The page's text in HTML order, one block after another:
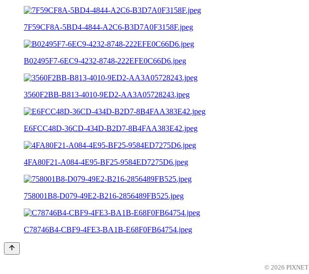
7F59CF8A-5BD4-4844-A2C6-B3D7A0F3158F.jpeg
B02495F7-6EC9-4232-8748-222EFE0C66D6.jpeg
3560F2BB-B813-4010-9ED2-AA3A05728243.jpeg
E6FCC48D-36CD-434D-B2D7-8B4FAA383E42.jpeg
4FA80F21-A084-4E95-BF25-9584ED7275D6.jpeg
758001B8-D079-49E2-B216-2856489FB525.jpeg
C78746B4-CBF9-4FE3-BA1B-E68F0FB64754.jpeg
© 2026 PIXNET